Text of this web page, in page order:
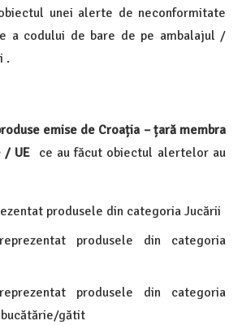
unei alerte de neconformitate
a codului de bare de pe ambalajul /
.
emise de Croația – țară membra
/ UE ce au făcut obiectul alertelor au
produsele din categoria Jucării
produsele din categoria
produsele din categoria
gătit